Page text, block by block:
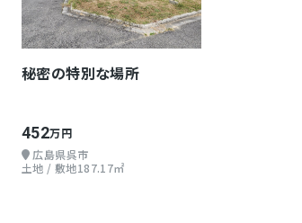
秘密の特別な場所
452万円
広島県呉市
土地 / 敷地187.17㎡